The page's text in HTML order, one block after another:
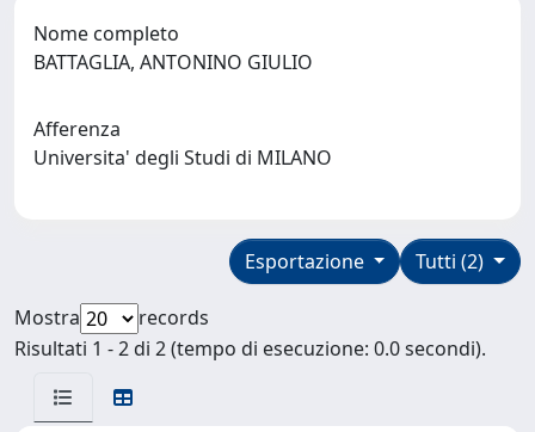
Nome completo
BATTAGLIA, ANTONINO GIULIO
Afferenza
Universita' degli Studi di MILANO
Tutti (2)
Esportazione
Mostra
records
Risultati 1 - 2 di 2 (tempo di esecuzione: 0.0 secondi).